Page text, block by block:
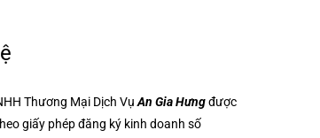
Thương Mại Dịch Vụ An Gia Hưngđược
giấy phép đăng ký kinh doanh số